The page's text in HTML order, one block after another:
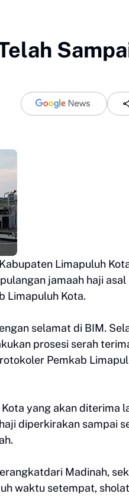
Limapuluh
jamaah haji
Limapuluh Kota.
selamat di BIM.
prosesi serah
Pemkab
yang akan diterima
diperkirakan sampai
Madinah,
waktu setempat,